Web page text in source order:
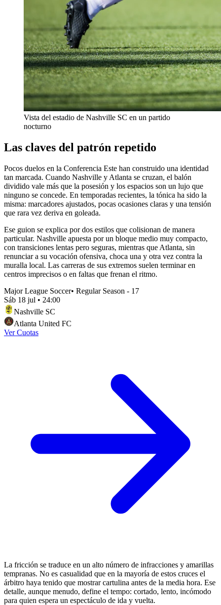
Vista del estadio de Nashville SC en un partido
nocturno
Las claves del patrón repetido
Pocos duelos en la Conferencia Este han construido una identidad
tan marcada. Cuando Nashville y Atlanta se cruzan, el balón
dividido vale más que la posesión y los espacios son un lujo que
ninguno se concede. En temporadas recientes, la tónica ha sido la
misma: marcadores ajustados, pocas ocasiones claras y una tensión
que rara vez deriva en goleada.
Ese guion se explica por dos estilos que colisionan de manera
particular. Nashville apuesta por un bloque medio muy compacto,
con transiciones lentas pero seguras, mientras que Atlanta, sin
renunciar a su vocación ofensiva, choca una y otra vez contra la
muralla local. Las carreras de sus extremos suelen terminar en
centros imprecisos o en faltas que frenan el ritmo.
Major League Soccer• Regular Season - 17
Sáb 18 jul • 24:00
Nashville SC
Atlanta United FC
Ver Cuotas
La fricción se traduce en un alto número de infracciones y amarillas
tempranas. No es casualidad que en la mayoría de estos cruces el
árbitro haya tenido que mostrar cartulina antes de la media hora. Ese
detalle, aunque menudo, define el tempo: cortado, lento, incómodo
para quien espera un espectáculo de ida y vuelta.